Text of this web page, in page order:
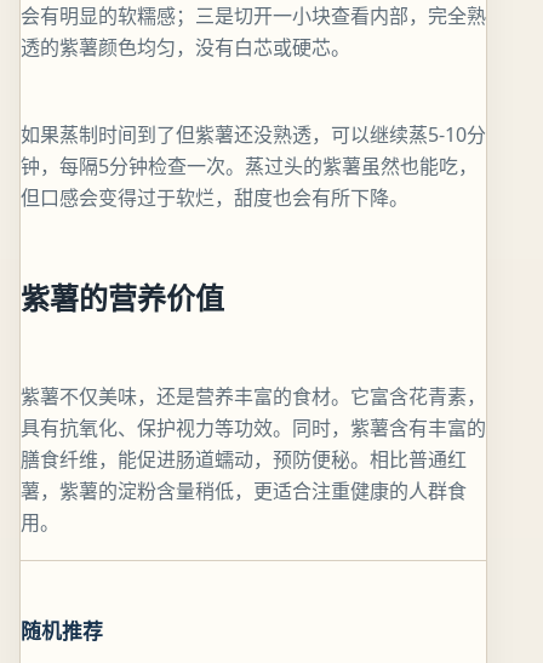
会有明显的软糯感；三是切开一小块查看内部，完全熟
透的紫薯颜色均匀，没有白芯或硬芯。
如果蒸制时间到了但紫薯还没熟透，可以继续蒸5-10分
钟，每隔5分钟检查一次。蒸过头的紫薯虽然也能吃，
但口感会变得过于软烂，甜度也会有所下降。
紫薯的营养价值
紫薯不仅美味，还是营养丰富的食材。它富含花青素，
具有抗氧化、保护视力等功效。同时，紫薯含有丰富的
膳食纤维，能促进肠道蠕动，预防便秘。相比普通红
薯，紫薯的淀粉含量稍低，更适合注重健康的人群食
用。
随机推荐